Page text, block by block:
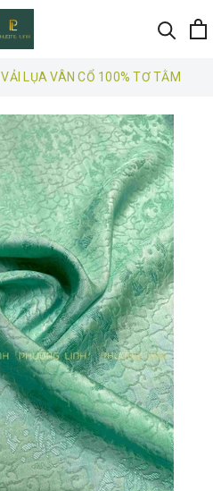
VẢI LỤA VÂN CỔ 100% TƠ TẰM